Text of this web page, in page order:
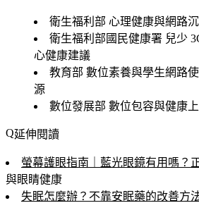
衛生福利部 心理健康與網路
衛生福利部國民健康署 兒少
心健康建議
教育部 數位素養與學生網路
源
數位發展部 數位包容與健康
延伸閱讀
螢幕護眼指南｜藍光眼鏡有用嗎？
與眼睛健康
失眠怎麼辦？不靠安眠藥的改善方